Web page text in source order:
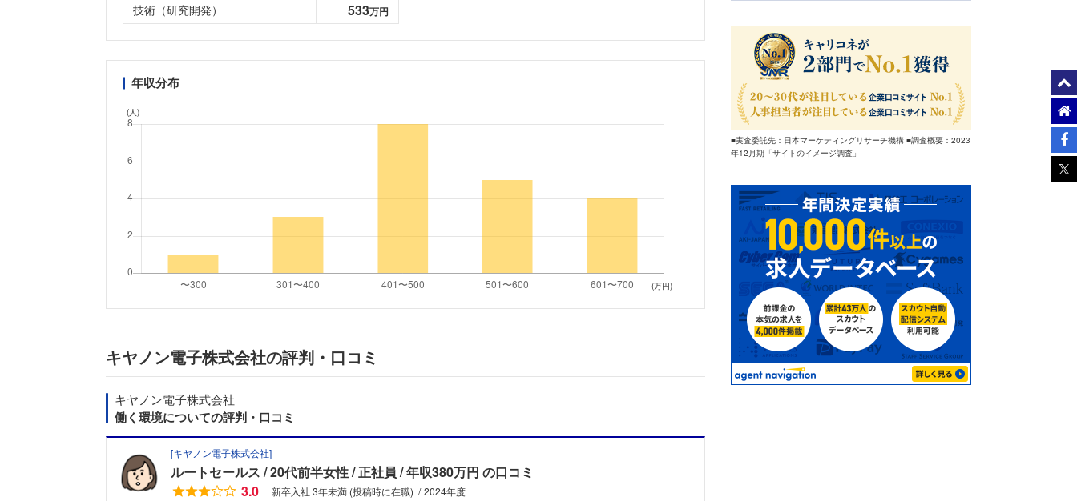
技術（研究開発） 533万円
年収分布
(人)
(万円)
キヤノン電子株式会社の評判・口コミ
キヤノン電子株式会社
働く環境についての評判・口コミ
[キヤノン電子株式会社]
ルートセールス 20代前半女性 正社員 年収380万円 の口コミ
3.0
新卒入社 3年未満 (投稿時に在職) 2024年度
■実査委託先：日本マーケティングリサーチ機構 ■調査概要：2023
年12月期「サイトのイメージ調査」